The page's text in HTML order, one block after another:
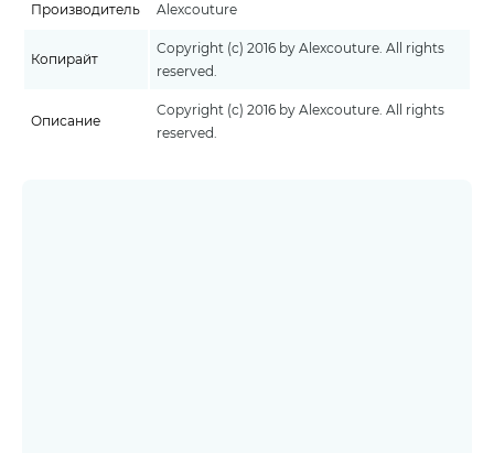
Производитель Alexcouture
Копирайт
Copyright (c) 2016 by Alexcouture. All rights
reserved.
Описание
Copyright (c) 2016 by Alexcouture. All rights
reserved.